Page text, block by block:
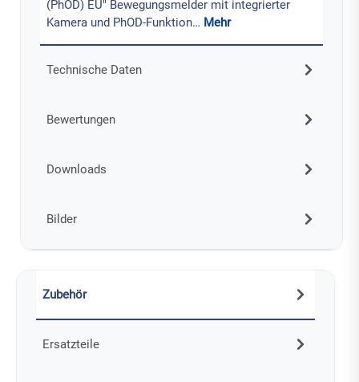
(PhOD) EU" Bewegungsmelder mit integrierter
Kamera und PhOD-Funktion… Mehr
Technische Daten
Bewertungen
Downloads
Bilder
Zubehör
Ersatzteile